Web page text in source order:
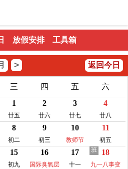
放假安排 工具箱
> 返回今日
三 四 五
六
1
廿五
2
廿六
3
廿七
4
廿八
8
初二
9
初三
10
教师节
11
初五
15
初九
16
国际臭氧层
17
十一
18
九一八事变
班